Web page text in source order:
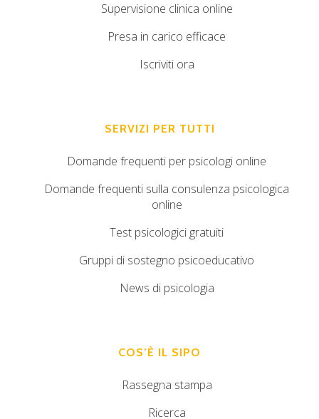
Supervisione clinica online
Presa in carico efficace
Iscriviti ora
SERVIZI PER TUTTI
Domande frequenti per psicologi online
Domande frequenti sulla consulenza psicologica
online
Test psicologici gratuiti
Gruppi di sostegno psicoeducativo
News di psicologia
COS’È IL SIPO
Rassegna stampa
Ricerca